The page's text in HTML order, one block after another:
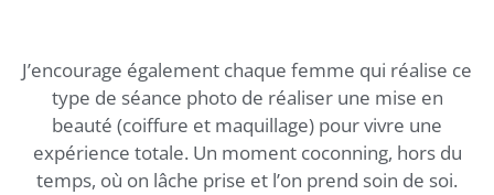
J’encourage également chaque femme qui réalise ce
type de séance photo de réaliser une mise en
beauté (coiffure et maquillage) pour vivre une
expérience totale. Un moment coconning, hors du
temps, où on lâche prise et l’on prend soin de soi.